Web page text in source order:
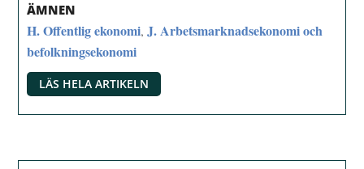
ÄMNEN
H. Offentlig ekonomi,J. Arbetsmarknadsekonomi och
befolkningsekonomi
LÄS HELA ARTIKELN